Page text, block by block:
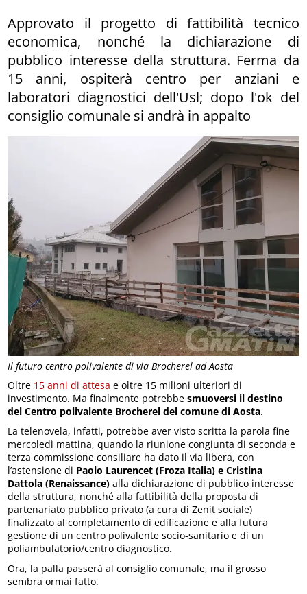
Il futuro centro polivalente di via Brocherel ad Aosta
Approvato il progetto di fattibilità tecnico
economica, nonché la dichiarazione di
pubblico interesse della struttura. Ferma da
15 anni, ospiterà centro per anziani e
laboratori diagnostici dell'Usl; dopo l'ok del
consiglio comunale si andrà in appalto
Oltre 15 anni di attesa e oltre 15 milioni ulteriori di
investimento. Ma finalmente potrebbesmuoversi il destino
del Centro polivalente Brocherel del comune di Aosta.
La telenovela, infatti, potrebbe aver visto scritta la parola fine
mercoledì mattina, quando la riunione congiunta di seconda e
terza commissione consiliare ha dato il via libera, con
l’astensione di Paolo Laurencet (Froza Italia) e Cristina
Dattola (Renaissance) alla dichiarazione di pubblico interesse
della struttura, nonché alla fattibilità della proposta di
partenariato pubblico privato (a cura di Zenit sociale)
finalizzato al completamento di edificazione e alla futura
gestione di un centro polivalente socio-sanitario e di un
poliambulatorio/centro diagnostico.
Ora, la palla passerà al consiglio comunale, ma il grosso
sembra ormai fatto.